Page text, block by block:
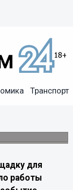
Транспорт
на
для
работы